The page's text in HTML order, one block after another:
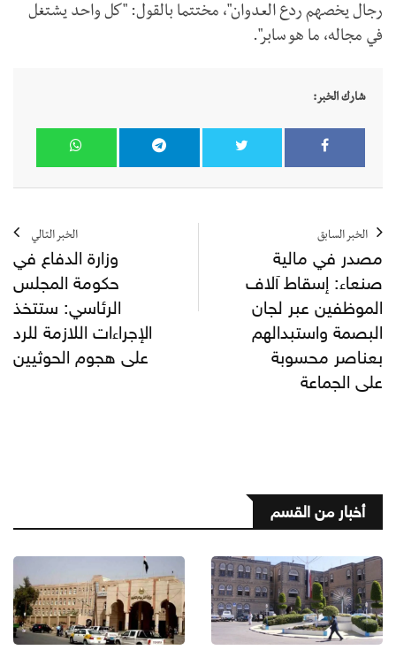
رجال يخصهم ردع العدوان"، مختتما بالقول: "كل واحد يشتغل
في مجاله، ما هو سابر".
شارك الخبر:
الخبر السابق
مصدر في مالية
صنعاء: إسقاط آلاف
الموظفين عبر لجان
البصمة واستبدالهم
بعناصر محسوبة
على الجماعة
الخبر التالي
وزارة الدفاع في
حكومة المجلس
الرئاسي: ستتخذ
الإجراءات اللازمة للرد
على هجوم الحوثيين
أخبار من القسم